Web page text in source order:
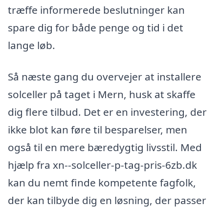
træffe informerede beslutninger kan
spare dig for både penge og tid i det
lange løb.
Så næste gang du overvejer at installere
solceller på taget i Mern, husk at skaffe
dig flere tilbud. Det er en investering, der
ikke blot kan føre til besparelser, men
også til en mere bæredygtig livsstil. Med
hjælp fra xn--solceller-p-tag-pris-6zb.dk
kan du nemt finde kompetente fagfolk,
der kan tilbyde dig en løsning, der passer